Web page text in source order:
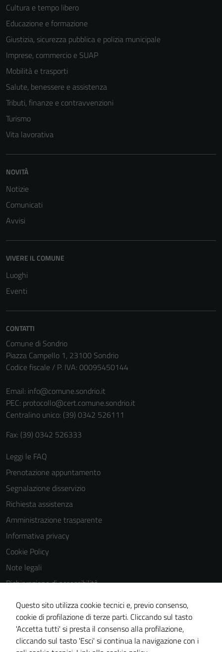
Cultura e tempo libero
Educazione e formazione
Giustizia, sicurezza pubblica e polizia municipale
Imprese, commercio e SUAP
Mobilità e trasporti
Salute, benessere e assistenza
Tributi, finanze e contravvenzioni
Turismo
Vita lavorativa
NOVITÀ
Notizie
Comunicati
Avvisi
VIVERE IL COMUNE
Luoghi
Eventi
CONTATTI
Comune di Sondrio
Piazza Campello 1, 23100 Sondrio
Codice fiscale / P. IVA: 00095450144
Email: info@comune.sondrio.it
PEC: protocollo@cert.comune.sondrio.it
Centralino unico: (39) 0342 526111
Fax: (39) 0342 526333
Leggi le FAQ
Prenotazione appuntamento
Segnalazione disservizio
Richiesta assistenza
Amministrazione trasparente
Informativa privacy
Cookie Policy
Note legali
Dichiarazione di accessibilità
Dichiarazione di accessibilità Servizi
Whistleblowing
Piano di miglioramento del sito
Area riservata
Questo sito utilizza cookie tecnici e, previo consenso,
cookie di profilazione di terze parti. Cliccando sul tasto
'Accetta tutti' si presta il consenso alla profilazione,
cliccando sul tasto 'Esci' si continua la navigazione con i
per il
disabilitati.
informazioni